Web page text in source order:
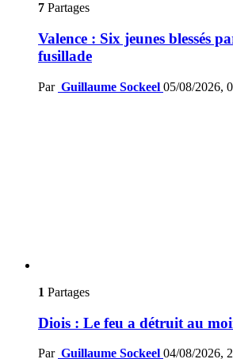
7 Partages
Valence : Six jeunes blessés
fusillade
Par Guillaume Sockeel 05/08/2026,
1 Partages
Diois : Le feu a détruit au
Par Guillaume Sockeel 04/08/2026,